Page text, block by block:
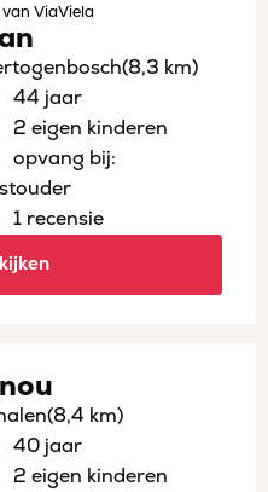
van ViaViela
(8,3 km)
44 jaar
2 eigen kinderen
opvang bij:
1 recensie
(8,4 km)
40 jaar
2 eigen kinderen